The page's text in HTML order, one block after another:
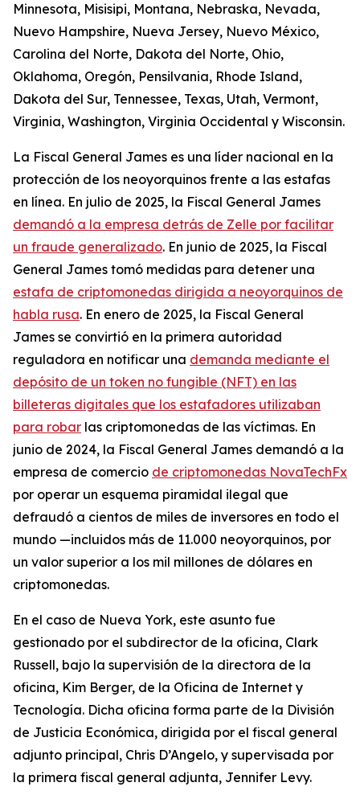
Minnesota, Misisipi, Montana, Nebraska, Nevada,
Nuevo Hampshire, Nueva Jersey, Nuevo México,
Carolina del Norte, Dakota del Norte, Ohio,
Oklahoma, Oregón, Pensilvania, Rhode Island,
Dakota del Sur, Tennessee, Texas, Utah, Vermont,
Virginia, Washington, Virginia Occidental y Wisconsin.
La Fiscal General James es una líder nacional en la
protección de los neoyorquinos frente a las estafas
en línea. En julio de 2025, la Fiscal General James
demandó a la empresa detrás de Zelle por facilitar
un fraude generalizado. En junio de 2025, la Fiscal
General James tomó medidas para detener una
estafa de criptomonedas dirigida a neoyorquinos de
habla rusa. En enero de 2025, la Fiscal General
James se convirtió en la primera autoridad
reguladora en notificar una demanda mediante el
depósito de un token no fungible (NFT) en las
billeteras digitales que los estafadores utilizaban
para robar las criptomonedas de las víctimas. En
junio de 2024, la Fiscal General James demandó a la
empresa de comercio de criptomonedas NovaTechFx
por operar un esquema piramidal ilegal que
defraudó a cientos de miles de inversores en todo el
mundo —incluidos más de 11.000 neoyorquinos, por
un valor superior a los mil millones de dólares en
criptomonedas.
En el caso de Nueva York, este asunto fue
gestionado por el subdirector de la oficina, Clark
Russell, bajo la supervisión de la directora de la
oficina, Kim Berger, de la Oficina de Internet y
Tecnología. Dicha oficina forma parte de la División
de Justicia Económica, dirigida por el fiscal general
adjunto principal, Chris D’Angelo, y supervisada por
la primera fiscal general adjunta, Jennifer Levy.